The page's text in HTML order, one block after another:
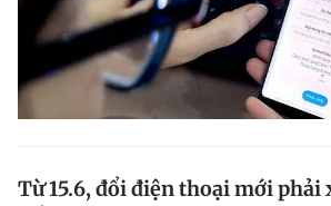
Sản phẩm khác
Tiện ích Bạn cần
Từ 15.6, đổi điện thoại mới phải